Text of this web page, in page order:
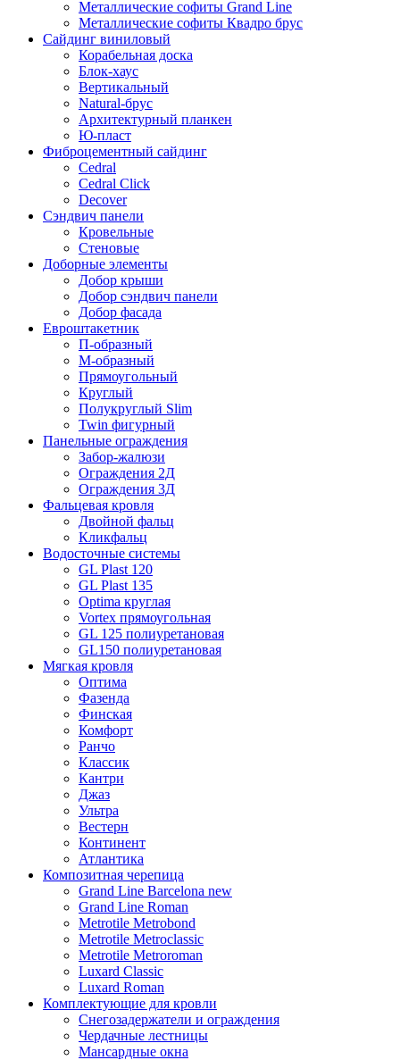
Металлические софиты Grand Line
Металлические софиты Квадро брус
Сайдинг виниловый
Корабельная доска
Блок-хаус
Вертикальный
Natural-брус
Архитектурный планкен
Ю-пласт
Фиброцементный сайдинг
Cedral
Cedral Click
Decover
Сэндвич панели
Кровельные
Стеновые
Доборные элементы
Добор крыши
Добор сэндвич панели
Добор фасада
Евроштакетник
П-образный
М-образный
Прямоугольный
Круглый
Полукруглый Slim
Twin фигурный
Панельные ограждения
Забор-жалюзи
Ограждения 2Д
Ограждения 3Д
Фальцевая кровля
Двойной фальц
Кликфальц
Водосточные системы
GL Plast 120
GL Plast 135
Optima круглая
Vortex прямоугольная
GL 125 полиуретановая
GL150 полиуретановая
Мягкая кровля
Оптима
Фазенда
Финская
Комфорт
Ранчо
Классик
Кантри
Джаз
Ультра
Вестерн
Континент
Атлантика
Композитная черепица
Grand Line Barcelona new
Grand Line Roman
Metrotile Metrobond
Metrotile Metroclassic
Metrotile Metroroman
Luxard Classic
Luxard Roman
Комплектующие для кровли
Снегозадержатели и ограждения
Чердачные лестницы
Мансардные окна